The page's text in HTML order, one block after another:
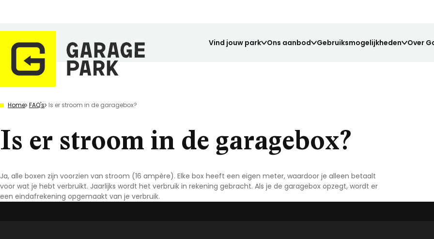
Vind jouw park
Bekijk alle locaties
Park bezichtigen
Drenthe
Friesland
Gelderland
Groningen
Ons aanbod
Huren Kopen Grond verkopen?
Gebruiksmogelijkheden
Opslagruimte
Veilig opgeslagen en 24/7 toegankelijk.
Stalling
De ideale stalling voor elk voertuig.
Werkruimte
Elke box is voorzien van stroom en
Over
Wij zijn GaragePark
Meer dan 57 locaties in Nederland.
Ervaringen
Een greep uit onze huurders.
Veelgestelde vragen
Vind het antwoord op al jouw vragen.
Home FAQ's Is er stroom in de garagebox?
Is er stroom in de garagebox?
Ja, alle boxen zijn voorzien van stroom (16 ampère). Elke box heeft een eigen meter, waardoor je alleen betaalt
voor wat je hebt verbruikt. Jaarlijks wordt het verbruik in rekening gebracht. Als je de garagebox opzegt, wordt er
een eindafrekening opgemaakt van je verbruik.